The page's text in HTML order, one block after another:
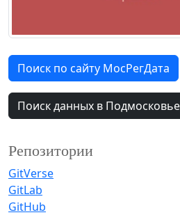
Поиск по сайту МосРегДата
Поиск данных в Подмосковье
Репозитории
GitVerse
GitLab
GitHub